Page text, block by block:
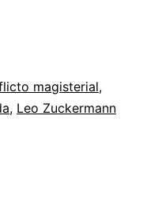
magisterial,
, Leo Zuckermann